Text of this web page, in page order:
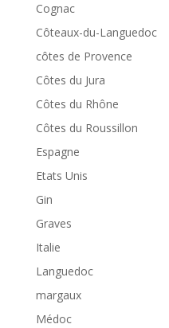
Cognac
Côteaux-du-Languedoc
côtes de Provence
Côtes du Jura
Côtes du Rhône
Côtes du Roussillon
Espagne
Etats Unis
Gin
Graves
Italie
Languedoc
margaux
Médoc